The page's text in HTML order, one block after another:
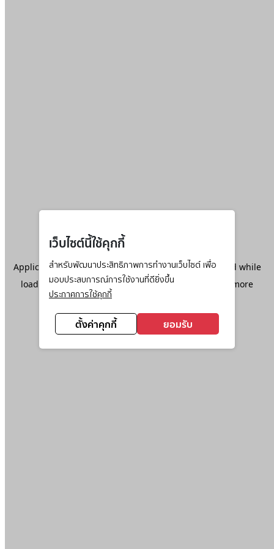
เว็บไซต์นี้ใช้คุกกี้
สำหรับพัฒนาประสิทธิภาพการทำงานเว็บไซต์ เพื่อ
มอบประสบการณ์การใช้งานที่ดียิ่งขึ้น
ประกาศการใช้คุกกี้
ตั้งค่าคุกกี้ ยอมรับ
Application error: aclient-side exception has occurred while
loadingwww.ktc.co.th(see the browser console
for more
information).